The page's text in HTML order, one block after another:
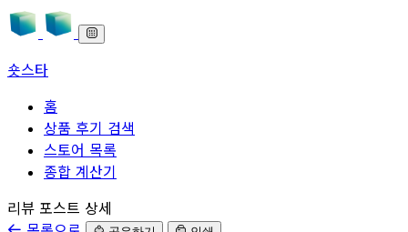
숏스타
홈
상품 후기 검색
스토어 목록
종합 계산기
본문으로 바로가기
리뷰 포스트 상세